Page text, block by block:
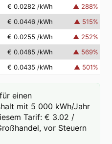
€ 0.0282 /kWh ▲ 288%
€ 0.0446 /kWh ▲ 515%
€ 0.0255 /kWh ▲ 252%
€ 0.0485 /kWh ▲ 569%
€ 0.0435 /kWh ▲ 501%
für einen
mit 5 000 kWh/Jahr
Tarif: € 3.02 /
vor Steuern